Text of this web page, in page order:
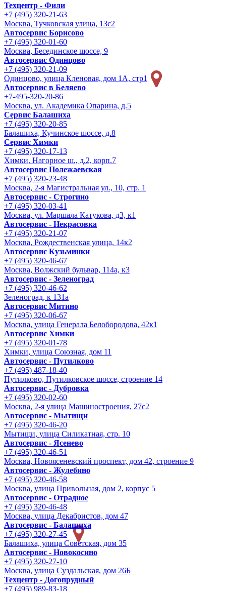
Техцентр - Фили
+7 (495) 320-21-63
Москва, Тучковская улица, 13с2
Автосервис Борисово
+7 (495) 320-01-60
Москва, Бесединское шоссе, 9
Автосервис Одинцово
+7 (495) 320-21-09
Одинцово, улица Кленовая, дом 1А, стр1
Автосервис в Беляево
+7-495-320-20-86
Москва, ул. Академика Опарина, д.5
Сервис Балашиха
+7 (495) 320-20-85
Балашиха, Кучинское шоссе, д.8
Сервис Химки
+7 (495) 320-17-13
Химки, Нагорное ш., д.2, корп.7
Автосервис Полежаевская
+7 (495) 320-23-48
Москва, 2-я Магистральная ул., 10, стр. 1
Автосервис - Строгино
+7 (495) 320-03-41
Москва, ул. Маршала Катукова, д3, к1
Автосервис - Некрасовка
+7 (495) 320-21-07
Москва, Рождественская улица, 14к2
Автосервис Кузьминки
+7 (495) 320-46-67
Москва, Волжский бульвар, 114а, к3
Автосервис - Зеленоград
+7 (495) 320-46-62
Зеленоград, к 131а
Автосервис Митино
+7 (495) 320-06-67
Москва, улица Генерала Белобородова, 42к1
Автосервис Химки
+7 (495) 320-01-78
Химки, улица Союзная, дом 11
Автосервис - Путилково
+7 (495) 487-18-40
Путилково, Путилковское шоссе, строение 14
Автосервис - Дубровка
+7 (495) 320-02-60
Москва, 2-я улица Машиностроения, 27с2
Автосервис - Мытищи
+7 (495) 320-46-20
Мытищи, улица Силикатная, стр. 10
Автосервис - Ясенево
+7 (495) 320-46-51
Москва, Новоясеневский проспект, дом 42, строение 9
Автосервис - Жулебино
+7 (495) 320-46-58
Москва, улица Привольная, дом 2, корпус 5
Автосервис - Отрадное
+7 (495) 320-46-48
Москва, улица Декабристов, дом 47
Автосервис - Балашиха
+7 (495) 320-27-45
Балашиха, улица Советская, дом 35
Автосервис - Новокосино
+7 (495) 320-27-10
Москва, улица Суздальская, дом 26Б
Техцентр - Догопрудный
+7 (495) 989-83-18